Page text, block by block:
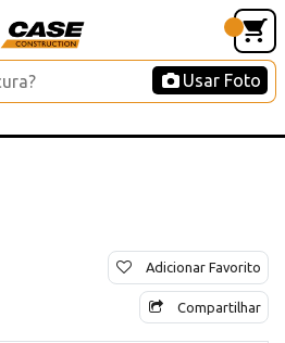
Usar Foto
Adicionar Favorito
Compartilhar